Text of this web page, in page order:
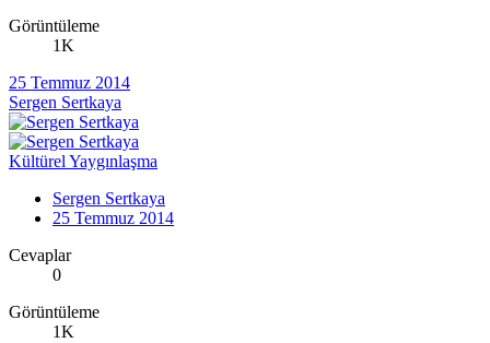
Görüntüleme
1K
25 Temmuz 2014
Sergen Sertkaya
Kültürel Yaygınlaşma
Sergen Sertkaya
25 Temmuz 2014
Cevaplar
0
Görüntüleme
1K